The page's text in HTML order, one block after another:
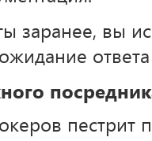
заранее, вы
ответа
пестрит